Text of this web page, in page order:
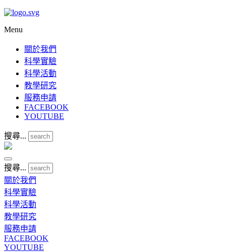
Menu
關於我們
科學實驗
科學活動
教學研究
服務申請
FACEBOOK
YOUTUBE
搜尋...
搜尋...
關於我們
科學實驗
科學活動
教學研究
服務申請
FACEBOOK
YOUTUBE